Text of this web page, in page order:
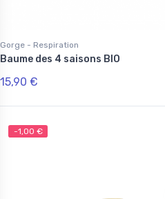
Gorge - Respiration
Baume des 4 saisons BIO
15,90 €
-1,00 €